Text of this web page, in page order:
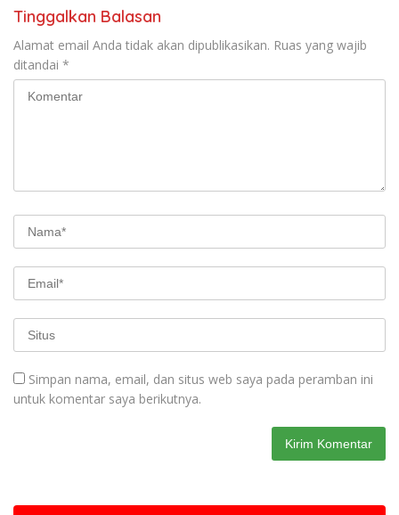
Tinggalkan Balasan
Alamat email Anda tidak akan dipublikasikan. Ruas yang wajib
ditandai *
Simpan nama, email, dan situs web saya pada peramban ini
untuk komentar saya berikutnya.